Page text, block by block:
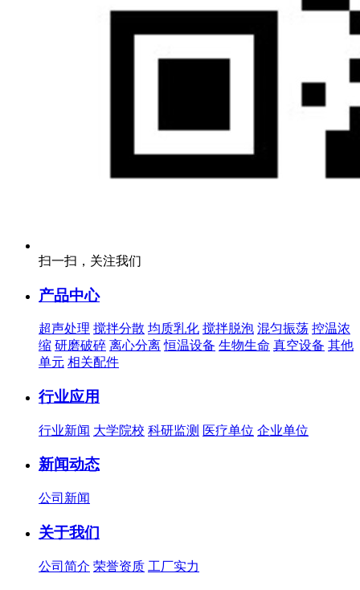
扫一扫，关注我们
产品中心
超声处理 搅拌分散 均质乳化 搅拌脱泡 混匀振荡 控温浓
缩 研磨破碎 离心分离 恒温设备 生物生命 真空设备 其他
单元 相关配件
行业应用
行业新闻 大学院校 科研监测 医疗单位 企业单位
新闻动态
公司新闻
关于我们
公司简介 荣誉资质 工厂实力